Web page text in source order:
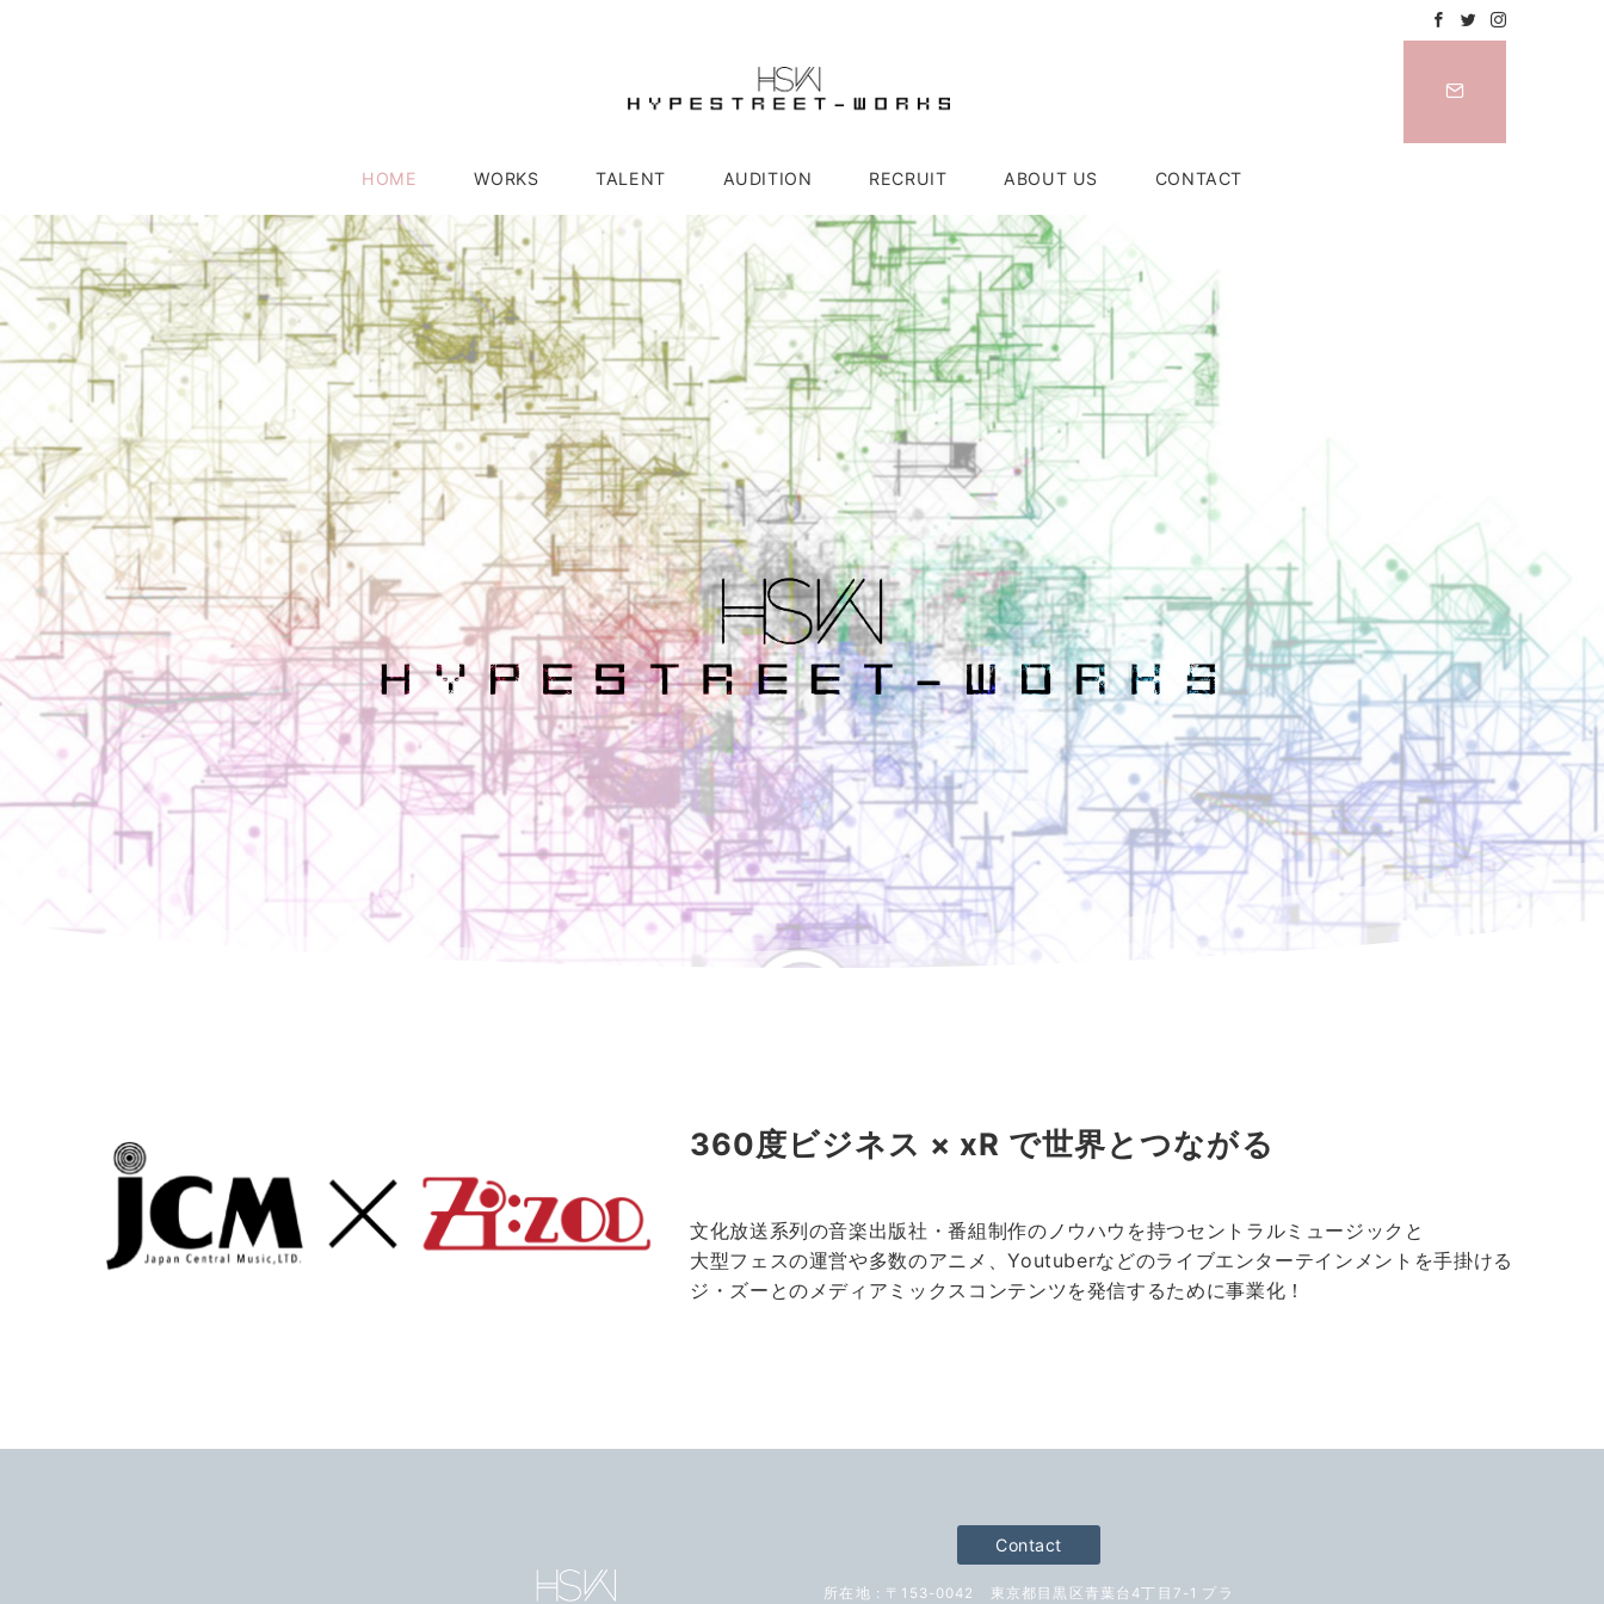
HOME WORKS TALENT AUDITION RECRUIT ABOUT US CONTACT
360度ビジネス × xR で世界とつながる
文化放送系列の音楽出版社・番組制作のノウハウを持つセントラルミュージックと
大型フェスの運営や多数のアニメ、Youtuberなどのライブエンターテインメントを手掛ける
ジ・ズーとのメディアミックスコンテンツを発信するために事業化！
Contact
所在地 : 〒153-0042 東京都目黒区青葉台4丁目7-1 プラ